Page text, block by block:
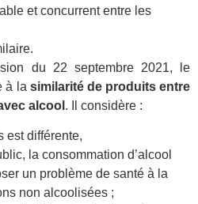
et concurrent entre les
du 22 septembre 2021, le
à la similarité de produits entre
alcool . Il considère :
est différente,
la consommation d’alcool
un problème de santé à la
non alcoolisées ;